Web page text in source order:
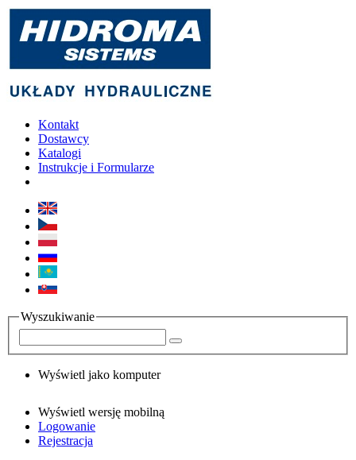
Kontakt
Dostawcy
Katalogi
Instrukcje i Formularze
Wyszukiwanie
Wyświetl jako komputer
Wyświetl wersję mobilną
Logowanie
Rejestracja